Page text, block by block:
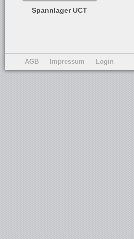
Spannlager UCT
AGB Impressum Login